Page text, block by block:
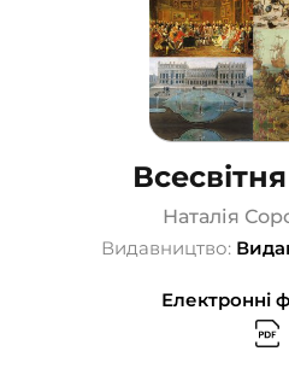
Всесвітня
Наталія
Видавництво:
Електронні